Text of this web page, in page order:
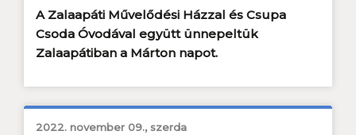
A Zalaapáti Művelődési Házzal és Csupa
Csoda Óvodával együtt ünnepeltük
Zalaapátiban a Márton napot.
2022. november 09., szerda